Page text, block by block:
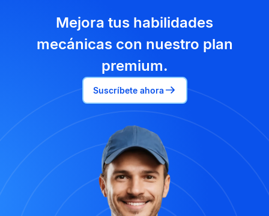
Mejora tus habilidades
mecánicas con nuestro plan
premium.
Suscríbete ahora